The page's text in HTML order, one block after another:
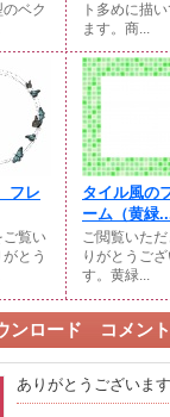
ベク
ト多めに描
ます。商...
フレ
ご覧い
とう
タイル風の
ーム（黄緑
ご閲覧いただ
りがとうござ
す。黄緑...
ンロード コメント
ありがとうございま